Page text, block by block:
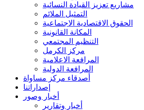
مشاريع تعزيز القيادة النسائية
التمثيل الملائم
الحقوق الاقتصادية الاجتماعية
المكانة القانونية
التنظيم المجتمعي
مركز الكرمل
المرافعة الاعلامية
المرافعة الدولية
أصدقاء مركز مساواة
إصداراتنا
أخبار وصور
أخبار وتقارير